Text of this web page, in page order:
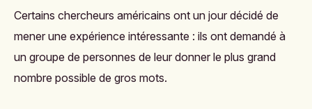
Certains chercheurs américains ont un jour décidé de
mener une expérience intéressante : ils ont demandé à
un groupe de personnes de leur donner le plus grand
nombre possible de gros mots.